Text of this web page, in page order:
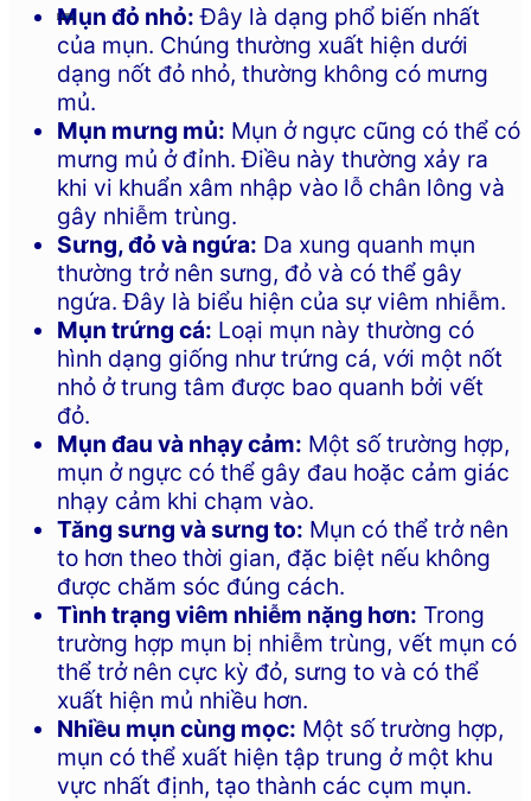
Mụn đỏ nhỏ: Đây là dạng phổ biến nhất
của mụn. Chúng thường xuất hiện dưới
dạng nốt đỏ nhỏ, thường không có mưng
mủ.
Mụn mưng mủ: Mụn ở ngực cũng có thể có
mưng mủ ở đỉnh. Điều này thường xảy ra
khi vi khuẩn xâm nhập vào lỗ chân lông và
gây nhiễm trùng.
Sưng, đỏ và ngứa: Da xung quanh mụn
thường trở nên sưng, đỏ và có thể gây
ngứa. Đây là biểu hiện của sự viêm nhiễm.
Mụn trứng cá: Loại mụn này thường có
hình dạng giống như trứng cá, với một nốt
nhỏ ở trung tâm được bao quanh bởi vết
đỏ.
Mụn đau và nhạy cảm: Một số trường hợp,
mụn ở ngực có thể gây đau hoặc cảm giác
nhạy cảm khi chạm vào.
Tăng sưng và sưng to: Mụn có thể trở nên
to hơn theo thời gian, đặc biệt nếu không
được chăm sóc đúng cách.
Tình trạng viêm nhiễm nặng hơn: Trong
trường hợp mụn bị nhiễm trùng, vết mụn có
thể trở nên cực kỳ đỏ, sưng to và có thể
xuất hiện mủ nhiều hơn.
Nhiều mụn cùng mọc: Một số trường hợp,
mụn có thể xuất hiện tập trung ở một khu
vực nhất định, tạo thành các cụm mụn.